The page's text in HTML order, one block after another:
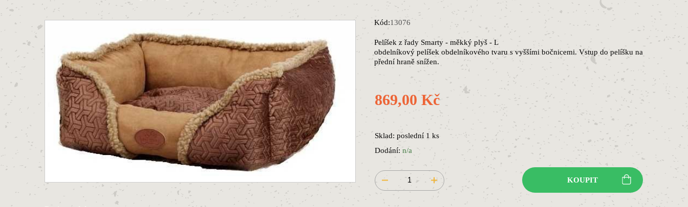
Kód:13076
Pelíšek z řady Smarty - měkký plyš - L
obdelníkový pelíšek obdelníkového tvaru s vyššími bočnicemi. Vstup do pelíšku na
přední hraně snížen.
869,00 Kč
Sklad: poslední 1 ks
Dodání: n/a
KOUPIT